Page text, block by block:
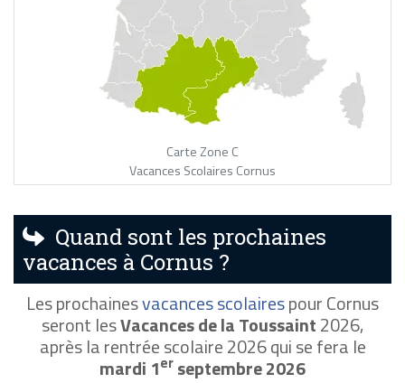
Carte Zone C
Vacances Scolaires Cornus
Quand sont les prochaines
vacances à Cornus ?
Les prochainesvacances scolairespour Cornus
seront lesVacances de la Toussaint2026,
après la rentrée scolaire 2026 qui se fera le
mardi 1er septembre 2026